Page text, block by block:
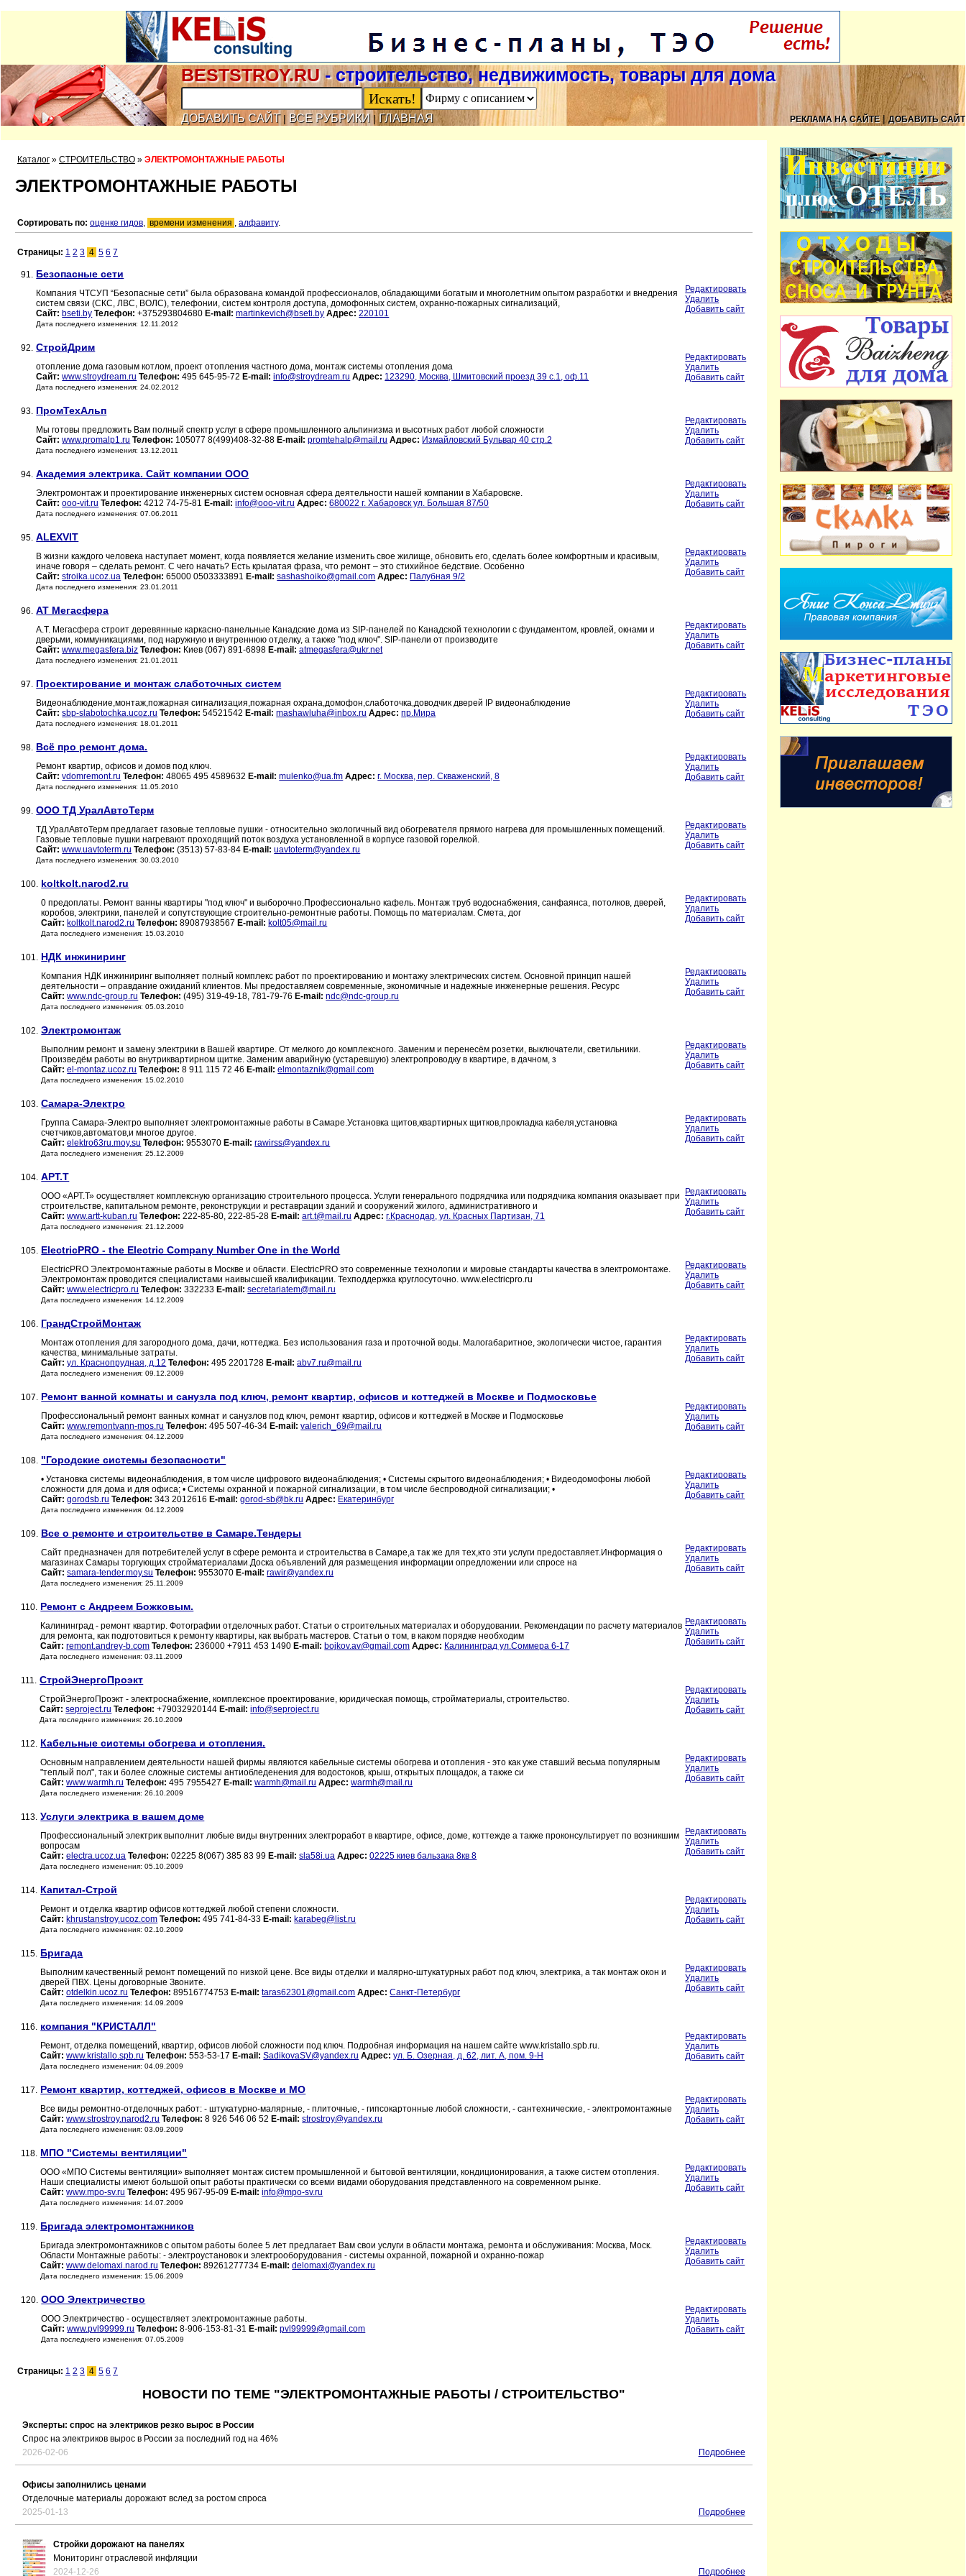
BESTSTROY.RU - строительство, недвижимость, товары для дома
ДОБАВИТЬ САЙТ| ВСЕ РУБРИКИ | ГЛАВНАЯ РЕКЛАМА НА САЙТЕ|ДОБАВИТЬ САЙТ
Каталог » СТРОИТЕЛЬСТВО » ЭЛЕКТРОМОНТАЖНЫЕ РАБОТЫ
ЭЛЕКТРОМОНТАЖНЫЕ РАБОТЫ
Сортировать по: оценке гидов, времени изменения , алфавиту.
Страницы: 1 2 3 4 5 6 7
91. Безопасные сети
Компания ЧТСУП “Безопасные сети” была образована командой профессионалов, обладающими богатым и многолетним опытом разработки и внедрения
систем связи (СКС, ЛВС, ВОЛС), телефонии, систем контроля доступа, домофонных систем, охранно-пожарных сигнализаций,
Сайт: bseti.by Телефон: +375293804680 E-mail: martinkevich@bseti.by Адрес: 220101
Дата последнего изменения: 12.11.2012
Редактировать
Удалить
Добавить сайт
92. СтройДрим
отопление дома газовым котлом, проект отопления частного дома, монтаж системы отопления дома
Сайт: www.stroydream.ru Телефон: 495 645-95-72 E-mail: info@stroydream.ru Адрес: 123290, Москва, Шмитовский проезд 39 с.1, оф.11
Дата последнего изменения: 24.02.2012
Редактировать
Удалить
Добавить сайт
93. ПромТехАльп
Мы готовы предложить Вам полный спектр услуг в сфере промышленного альпинизма и высотных работ любой сложности
Сайт: www.promalp1.ru Телефон: 105077 8(499)408-32-88 E-mail: promtehalp@mail.ru Адрес: Измайловский Бульвар 40 стр.2
Дата последнего изменения: 13.12.2011
Редактировать
Удалить
Добавить сайт
94. Академия электрика. Сайт компании ООО
Электромонтаж и проектирование инженерных систем основная сфера деятельности нашей компании в Хабаровске.
Сайт: ooo-vit.ru Телефон: 4212 74-75-81 E-mail: info@ooo-vit.ru Адрес: 680022 г. Хабаровск ул. Большая 87/50
Дата последнего изменения: 07.06.2011
Редактировать
Удалить
Добавить сайт
95. ALEXVIT
В жизни каждого человека наступает момент, когда появляется желание изменить свое жилище, обновить его, сделать более комфортным и красивым,
иначе говоря – сделать ремонт. С чего начать? Есть крылатая фраза, что ремонт – это стихийное бедствие. Особенно
Сайт: stroika.ucoz.ua Телефон: 65000 0503333891 E-mail: sashashoiko@gmail.com Адрес: Палубная 9/2
Дата последнего изменения: 23.01.2011
Редактировать
Удалить
Добавить сайт
96. АТ Мегасфера
А.Т. Мегасфера строит деревянные каркасно-панельные Канадские дома из SIP-панелей по Канадской технологии с фундаментом, кровлей, окнами и
дверьми, коммуникациями, под наружную и внутреннюю отделку, а также "под ключ". SIP-панели от производите
Сайт: www.megasfera.biz Телефон: Киев (067) 891-6898 E-mail: atmegasfera@ukr.net
Дата последнего изменения: 21.01.2011
Редактировать
Удалить
Добавить сайт
97. Проектирование и монтаж слаботочных систем
Видеонаблюдение,монтаж,пожарная сигнализация,пожарная охрана,домофон,слаботочка,доводчик дверей IP видеонаблюдение
Сайт: sbp-slabotochka.ucoz.ru Телефон: 54521542 E-mail: mashawluha@inbox.ru Адрес: пр.Мира
Дата последнего изменения: 18.01.2011
Редактировать
Удалить
Добавить сайт
98. Всё про ремонт дома.
Ремонт квартир, офисов и домов под ключ.
Сайт: vdomremont.ru Телефон: 48065 495 4589632 E-mail: mulenko@ua.fm Адрес: г. Москва, пер. Скваженский, 8
Дата последнего изменения: 11.05.2010
Редактировать
Удалить
Добавить сайт
99. ООО ТД УралАвтоТерм
ТД УралАвтоТерм предлагает газовые тепловые пушки - относительно экологичный вид обогревателя прямого нагрева для промышленных помещений.
Газовые тепловые пушки нагревают проходящий поток воздуха установленной в корпусе газовой горелкой.
Сайт: www.uavtoterm.ru Телефон: (3513) 57-83-84 E-mail: uavtoterm@yandex.ru
Дата последнего изменения: 30.03.2010
Редактировать
Удалить
Добавить сайт
100. koltkolt.narod2.ru
0 предоплаты. Ремонт ванны квартиры "под ключ" и выборочно.Профессионально кафель. Монтаж труб водоснабжения, санфаянса, потолков, дверей,
коробов, электрики, панелей и сопутствующие строительно-ремонтные работы. Помощь по материалам. Смета, дог
Сайт: koltkolt.narod2.ru Телефон: 89087938567 E-mail: kolt05@mail.ru
Дата последнего изменения: 15.03.2010
Редактировать
Удалить
Добавить сайт
101. НДК инжиниринг
Компания НДК инжиниринг выполняет полный комплекс работ по проектированию и монтажу электрических систем. Основной принцип нашей
деятельности – оправдание ожиданий клиентов. Мы предоставляем современные, экономичные и надежные инженерные решения. Ресурс
Сайт: www.ndc-group.ru Телефон: (495) 319-49-18, 781-79-76 E-mail: ndc@ndc-group.ru
Дата последнего изменения: 05.03.2010
Редактировать
Удалить
Добавить сайт
102. Электромонтаж
Выполним ремонт и замену электрики в Вашей квартире. От мелкого до комплексного. Заменим и перенесём розетки, выключатели, светильники.
Произведём работы во внутриквартирном щитке. Заменим аварийную (устаревшую) электропроводку в квартире, в дачном, з
Сайт: el-montaz.ucoz.ru Телефон: 8 911 115 72 46 E-mail: elmontaznik@gmail.com
Дата последнего изменения: 15.02.2010
Редактировать
Удалить
Добавить сайт
103. Самара-Электро
Группа Самара-Электро выполняет электромонтажные работы в Самаре.Установка щитов,квартирных щитков,прокладка кабеля,установка
счетчиков,автоматов,и многое другое.
Сайт: elektro63ru.moy.su Телефон: 9553070 E-mail: rawirss@yandex.ru
Дата последнего изменения: 25.12.2009
Редактировать
Удалить
Добавить сайт
104. АРТ.Т
ООО «АРТ.Т» осуществляет комплексную организацию строительного процесса. Услуги генерального подрядчика или подрядчика компания оказывает при
строительстве, капитальном ремонте, реконструкции и реставрации зданий и сооружений жилого, административного и
Сайт: www.artt-kuban.ru Телефон: 222-85-80, 222-85-28 E-mail: art.t@mail.ru Адрес: г.Краснодар, ул. Красных Партизан, 71
Дата последнего изменения: 21.12.2009
Редактировать
Удалить
Добавить сайт
105. ElectricPRO - the Electric Company Number One in the World
ElectricPRO Электромонтажные работы в Москве и области. ElectricPRO это современные технологии и мировые стандарты качества в электромонтаже.
Электромонтаж проводится специалистами наивысшей квалификации. Техподдержка круглосуточно. www.electricpro.ru
Сайт: www.electricpro.ru Телефон: 332233 E-mail: secretariatem@mail.ru
Дата последнего изменения: 14.12.2009
Редактировать
Удалить
Добавить сайт
106. ГрандСтройМонтаж
Монтаж отопления для загородного дома, дачи, коттеджа. Без использования газа и проточной воды. Малогабаритное, экологически чистое, гарантия
качества, минимальные затраты.
Сайт: ул. Краснопрудная, д.12 Телефон: 495 2201728 E-mail: abv7.ru@mail.ru
Дата последнего изменения: 09.12.2009
Редактировать
Удалить
Добавить сайт
107. Ремонт ванной комнаты и санузла под ключ, ремонт квартир, офисов и коттеджей в Москве и Подмосковье
Профессиональный ремонт ванных комнат и санузлов под ключ, ремонт квартир, офисов и коттеджей в Москве и Подмосковье
Сайт: www.remontvann-mos.ru Телефон: 495 507-46-34 E-mail: valerich_69@mail.ru
Дата последнего изменения: 04.12.2009
Редактировать
Удалить
Добавить сайт
108. "Городские системы безопасности"
• Установка системы видеонаблюдения, в том числе цифрового видеонаблюдения; • Системы скрытого видеонаблюдения; • Видеодомофоны любой
сложности для дома и для офиса; • Системы охранной и пожарной сигнализации, в том числе беспроводной сигнализации; •
Сайт: gorodsb.ru Телефон: 343 2012616 E-mail: gorod-sb@bk.ru Адрес: Екатеринбург
Дата последнего изменения: 04.12.2009
Редактировать
Удалить
Добавить сайт
109. Все о ремонте и строительстве в Самаре.Тендеры
Сайт предназначен для потребителей услуг в сфере ремонта и строительства в Самаре,а так же для тех,кто эти услуги предоставляет.Информация о
магазинах Самары торгующих стройматериалами.Доска объявлений для размещения информации опредложении или спросе на
Сайт: samara-tender.moy.su Телефон: 9553070 E-mail: rawir@yandex.ru
Дата последнего изменения: 25.11.2009
Редактировать
Удалить
Добавить сайт
110. Ремонт с Андреем Божковым.
Калининград - ремонт квартир. Фотографии отделочных работ. Статьи о строительных материалах и оборудовании. Рекомендации по расчету материалов
для ремонта, как подготовиться к ремонту квартиры, как выбрать мастеров. Статьи о том, в каком порядке необходим
Сайт: remont.andrey-b.com Телефон: 236000 +7911 453 1490 E-mail: bojkov.av@gmail.com Адрес: Калининград ул.Соммера 6-17
Дата последнего изменения: 03.11.2009
Редактировать
Удалить
Добавить сайт
111. СтройЭнергоПроэкт
СтройЭнергоПроэкт - электроснабжение, комплексное проектирование, юридическая помощь, стройматериалы, строительство.
Сайт: seproject.ru Телефон: +79032920144 E-mail: info@seproject.ru
Дата последнего изменения: 26.10.2009
Редактировать
Удалить
Добавить сайт
112. Кабельные системы обогрева и отопления.
Основным направлением деятельности нашей фирмы являются кабельные системы обогрева и отопления - это как уже ставший весьма популярным
"теплый пол", так и более сложные системы антиобледенения для водостоков, крыш, открытых площадок, а также си
Сайт: www.warmh.ru Телефон: 495 7955427 E-mail: warmh@mail.ru Адрес: warmh@mail.ru
Дата последнего изменения: 26.10.2009
Редактировать
Удалить
Добавить сайт
113. Услуги электрика в вашем доме
Профессиональный электрик выполнит любые виды внутренних электроработ в квартире, офисе, доме, коттежде а также проконсультирует по возникшим
вопросам
Сайт: electra.ucoz.ua Телефон: 02225 8(067) 385 83 99 E-mail: sla58i.ua Адрес: 02225 киев бальзака 8кв 8
Дата последнего изменения: 05.10.2009
Редактировать
Удалить
Добавить сайт
114. Капитал-Строй
Ремонт и отделка квартир офисов коттеджей любой степени сложности.
Сайт: khrustanstroy.ucoz.com Телефон: 495 741-84-33 E-mail: karabeg@list.ru
Дата последнего изменения: 02.10.2009
Редактировать
Удалить
Добавить сайт
115. Бригада
Выполним качественный ремонт помещений по низкой цене. Все виды отделки и малярно-штукатурных работ под ключ, электрика, а так монтаж окон и
дверей ПВХ. Цены договорные Звоните.
Сайт: otdelkin.ucoz.ru Телефон: 89516774753 E-mail: taras62301@gmail.com Адрес: Санкт-Петербург
Дата последнего изменения: 14.09.2009
Редактировать
Удалить
Добавить сайт
116. компания "КРИСТАЛЛ"
Ремонт, отделка помещений, квартир, офисов любой сложности под ключ. Подробная информация на нашем сайте www.kristallo.spb.ru.
Сайт: www.kristallo.spb.ru Телефон: 553-53-17 E-mail: SadikovaSV@yandex.ru Адрес: ул. Б. Озерная, д. 62, лит. А, пом. 9-Н
Дата последнего изменения: 04.09.2009
Редактировать
Удалить
Добавить сайт
117. Ремонт квартир, коттеджей, офисов в Москве и МО
Все виды ремонтно-отделочных работ: - штукатурно-малярные, - плиточные, - гипсокартонные любой сложности, - сантехнические, - электромонтажные
Сайт: www.strostroy.narod2.ru Телефон: 8 926 546 06 52 E-mail: strostroy@yandex.ru
Дата последнего изменения: 03.09.2009
Редактировать
Удалить
Добавить сайт
118. МПО "Системы вентиляции"
ООО «МПО Системы вентиляции» выполняет монтаж систем промышленной и бытовой вентиляции, кондиционирования, а также систем отопления.
Наши специалисты имеют большой опыт работы практически со всеми видами оборудования представленного на современном рынке.
Сайт: www.mpo-sv.ru Телефон: 495 967-95-09 E-mail: info@mpo-sv.ru
Дата последнего изменения: 14.07.2009
Редактировать
Удалить
Добавить сайт
119. Бригада электромонтажников
Бригада электромонтажников с опытом работы более 5 лет предлагает Вам свои услуги в области монтажа, ремонта и обслуживания: Москва, Моск.
Области Монтажные работы: - электроустановок и электрооборудования - системы охранной, пожарной и охранно-пожар
Сайт: www.delomaxi.narod.ru Телефон: 89261277734 E-mail: delomaxi@yandex.ru
Дата последнего изменения: 15.06.2009
Редактировать
Удалить
Добавить сайт
120. ООО Электричество
ООО Электричество - осуществляет электромонтажные работы.
Сайт: www.pvl99999.ru Телефон: 8-906-153-81-31 E-mail: pvl99999@gmail.com
Дата последнего изменения: 07.05.2009
Редактировать
Удалить
Добавить сайт
Страницы: 1 2 3 4 5 6 7
НОВОСТИ ПО ТЕМЕ "ЭЛЕКТРОМОНТАЖНЫЕ РАБОТЫ / СТРОИТЕЛЬСТВО"
Эксперты: спрос на электриков резко вырос в России
Спрос на электриков вырос в России за последний год на 46%
2026-02-06
Подробнее
Офисы заполнились ценами
Отделочные материалы дорожают вслед за ростом спроса
2025-01-13
Подробнее
Стройки дорожают на панелях
Мониторинг отраслевой инфляции
2024-12-26
Подробнее